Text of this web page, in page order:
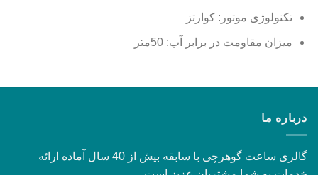
تکنولوژی موتور: کوارتز
میزان مقاومت در برابر آب: 50متر
درباره ما
گالری ساعت گوهرچی با سابقه بیش از 40 سال آماده ارائه